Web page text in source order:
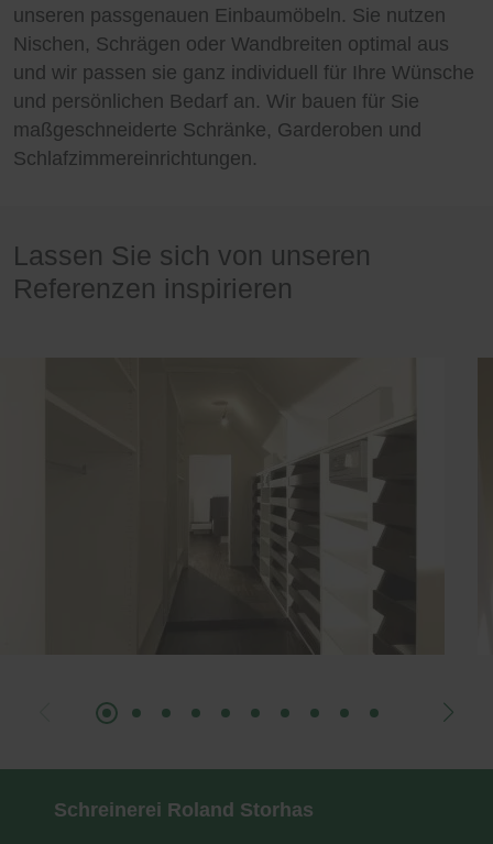
unseren passgenauen Einbaumöbeln. Sie nutzen
Nischen, Schrägen oder Wandbreiten optimal aus
und wir passen sie ganz individuell für Ihre Wünsche
und persönlichen Bedarf an. Wir bauen für Sie
maßgeschneiderte Schränke, Garderoben und
Schlafzimmereinrichtungen.
Lassen Sie sich von unseren
Referenzen inspirieren
Schreinerei Roland Storhas